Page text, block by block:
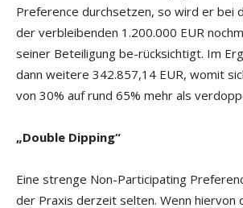
Preference durchsetzen, so wird er bei
der verbleibenden 1.200.000 EUR
seiner Beteiligung be-rücksichtigt. Im
dann weitere 342.857,14 EUR, womit
von 30% auf rund 65% mehr als
„Double Dipping“
Eine strenge Non-Participating
der Praxis derzeit selten. Wenn hiervon